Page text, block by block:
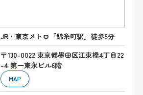
JR・東京メトロ「錦糸町駅」徒歩5分
〒130-0022 東京都墨田区江東橋4丁目22
-4 第一東永ビル6階
MAP